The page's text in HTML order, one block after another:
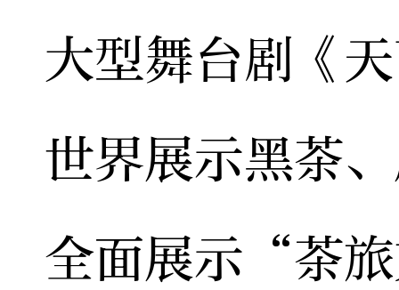
大型舞台剧《
世界展示黑茶
全面展示“茶